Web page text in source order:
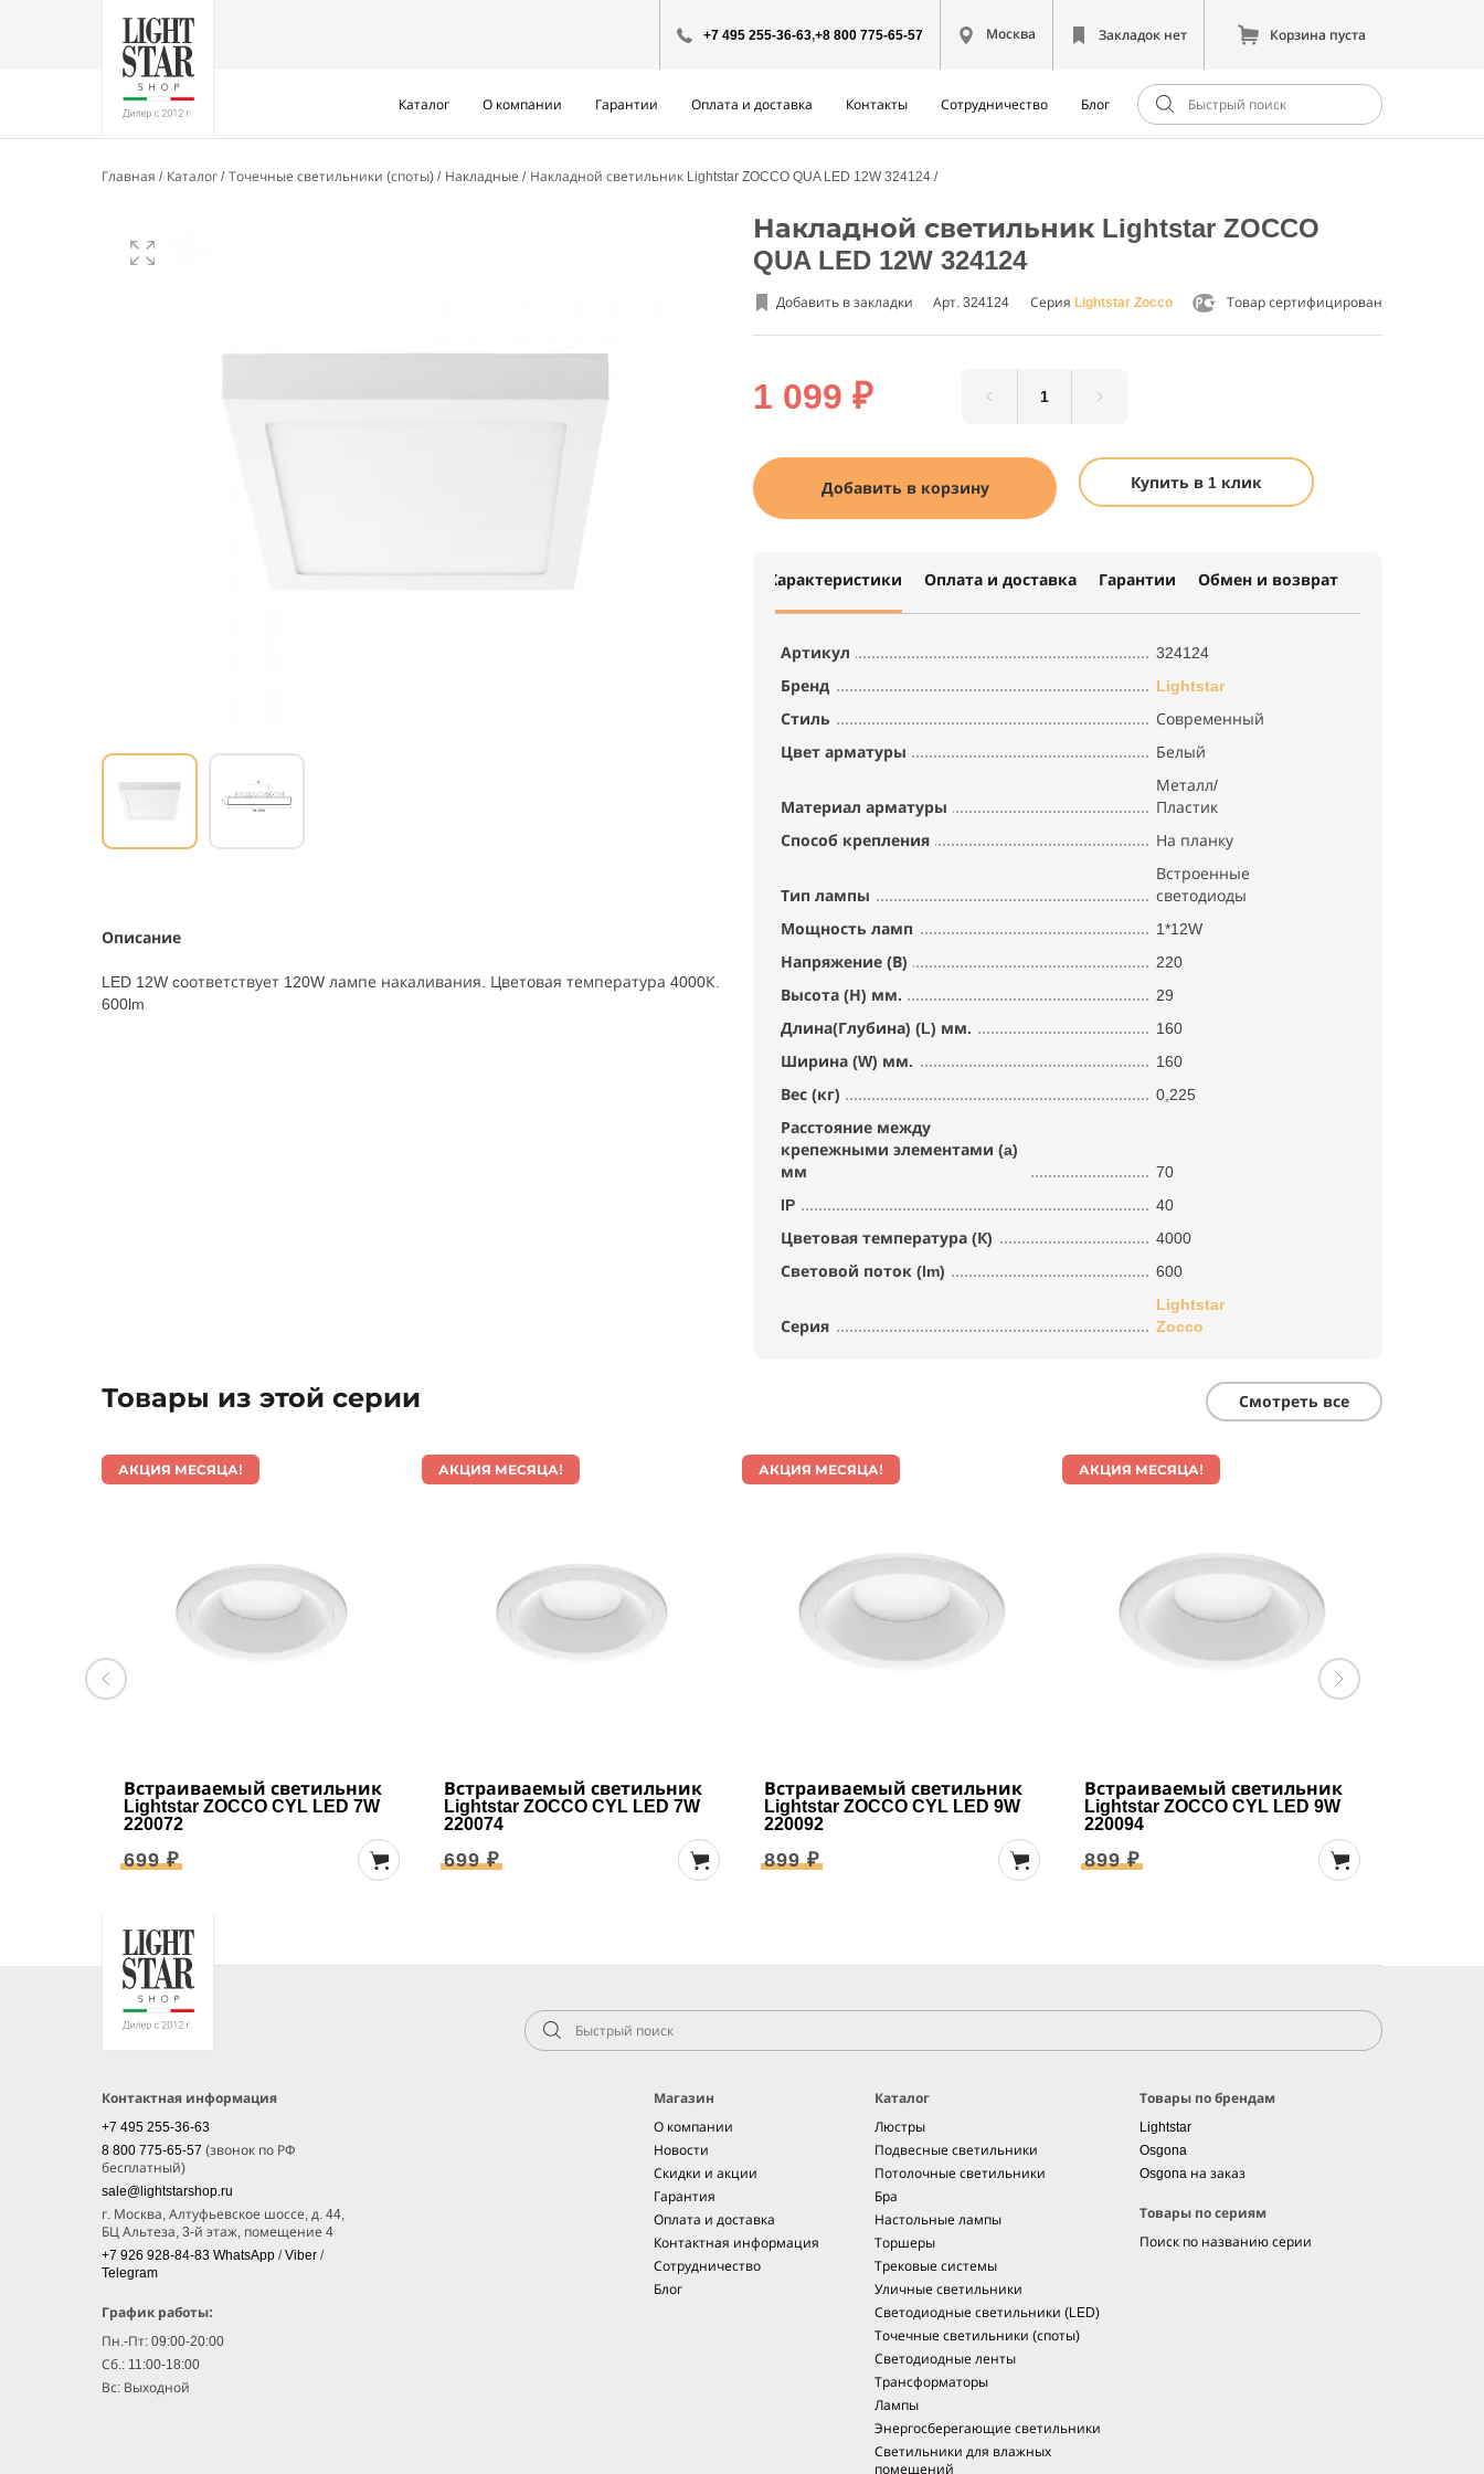
+7 495 255-36-63,+8 800 775-65-57 Москва Закладок нет Корзина пуста
Каталог О компании Гарантии Оплата и доставка Контакты Сотрудничество Блог
Главная Каталог Точечные светильники (споты) Накладные Накладной светильник Lightstar ZOCCO QUA LED 12W 324124
Описание
LED 12W cоответствует 120W лампе накаливания. Цветовая температура 4000К.
600lm
Накладной светильник Lightstar ZOCCO
QUA LED 12W 324124
Добавить в закладки Арт. 324124 Серия Lightstar Zocco Товар сертифицирован
1 099 ₽
Добавить в корзину Купить в 1 клик
Характеристики Оплата и доставка Гарантии Обмен и возврат
Артикул
324124
Бренд
Lightstar
Стиль
Современный
Цвет арматуры
Белый
Материал арматуры
Металл/
Пластик
Способ крепления
На планку
Тип лампы
Встроенные
светодиоды
Мощность ламп
1*12W
Напряжение (В)
220
Высота (Н) мм.
29
Длина(Глубина) (L) мм.
160
Ширина (W) мм.
160
Вес (кг)
0,225
Расстояние между
крепежными элементами (a)
мм
70
IP
40
Цветовая температура (К)
4000
Световой поток (lm)
600
Серия
Lightstar
Zocco
Товары из этой серии Смотреть все
АКЦИЯ МЕСЯЦА!
Встраиваемый светильник
Lightstar ZOCCO CYL LED 7W
220072
699 ₽
АКЦИЯ МЕСЯЦА!
Встраиваемый светильник
Lightstar ZOCCO CYL LED 7W
220074
699 ₽
АКЦИЯ МЕСЯЦА!
Встраиваемый светильник
Lightstar ZOCCO CYL LED 9W
220092
899 ₽
АКЦИЯ МЕСЯЦА!
Встраиваемый светильник
Lightstar ZOCCO CYL LED 9W
220094
899 ₽
Контактная информация
+7 495 255-36-63
8 800 775-65-57 (звонок по РФ
бесплатный)
sale@lightstarshop.ru
г. Москва, Алтуфьевское шоссе, д. 44,
БЦ Альтеза, 3-й этаж, помещение 4
+7 926 928-84-83 WhatsApp /Viber /
Telegram
График работы:
Пн.-Пт: 09:00-20:00
Сб.: 11:00-18:00
Вс: Выходной
Магазин
О компании
Новости
Скидки и акции
Гарантия
Оплата и доставка
Контактная информация
Сотрудничество
Блог
Каталог
Люстры
Подвесные светильники
Потолочные светильники
Бра
Настольные лампы
Торшеры
Трековые системы
Уличные светильники
Светодиодные светильники (LED)
Точечные светильники (споты)
Светодиодные ленты
Трансформаторы
Лампы
Энергосберегающие светильники
Светильники для влажных
помещений
Товары по брендам
Lightstar
Osgona
Osgona на заказ
Товары по сериям
Поиск по названию серии